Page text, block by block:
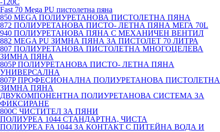
-120С
Fast 70 Mega PU пистолетна пяна
850 MEGA ПОЛИУРЕТАНОВА ПИСТОЛЕТНА ПЯНА
872 ПОЛИУРЕТАНОВА ПИСТО- ЛЕТНА ПЯНА МЕГА 70L
940 ПОЛИУРЕТАНОВА ПЯНА С МЕХАНИЧЕН ВЕНТИЛ
882 MEGA PU ЗИМНА ПЯНА ЗА ПИСТОЛЕТ 70 ЛИТРА
807 ПОЛИУРЕТАНОВА ПИСТОЛЕТНА МНОГОЦЕЛЕВА
ЗИМНА ПЯНА
805P ПОЛИУРЕТАНОВА ПИСТО- ЛЕТНА ПЯНА
УНИВЕРСАЛНА
807P ПРОФЕСИОНАЛНА ПОЛИУРЕТАНОВА ПИСТОЛЕТНА
ЗИМНА ПЯНА
ДВУКОМПОНЕНТНА ПОЛИУРЕТАНОВА СИСТЕМА ЗА
ФИКСИРАНЕ
800C ЧИСТИТЕЛ ЗА ПЯНИ
ПОЛИУРЕА 1044 СТАНДАРТНА, ЧИСТА
ПОЛИУРЕА FA 1044 ЗА КОНТАКТ С ПИТЕЙНА ВОДА И